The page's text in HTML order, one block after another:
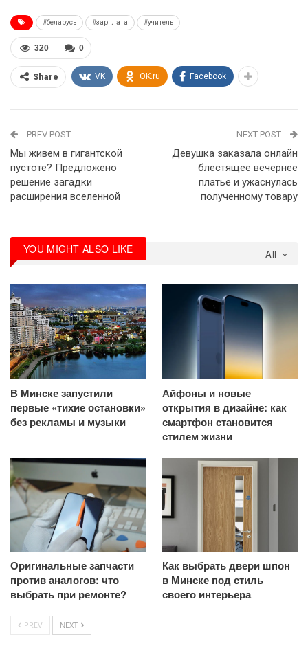
#беларусь #зарплата #учитель
0
320
Share VK OK.ru Facebook
PREV POST
Мы живем в гигантской
пустоте? Предложено
решение загадки
расширения вселенной
NEXT POST
Девушка заказала онлайн
блестящее вечернее
платье и ужаснулась
полученному товару
All
YOU MIGHT ALSO LIKE
В Минске запустили
первые «тихие остановки»
без рекламы и музыки
Айфоны и новые
открытия в дизайне: как
смартфон становится
стилем жизни
Оригинальные запчасти
против аналогов: что
выбрать при ремонте?
Как выбрать двери шпон
в Минске под стиль
своего интерьера
PREV NEXT